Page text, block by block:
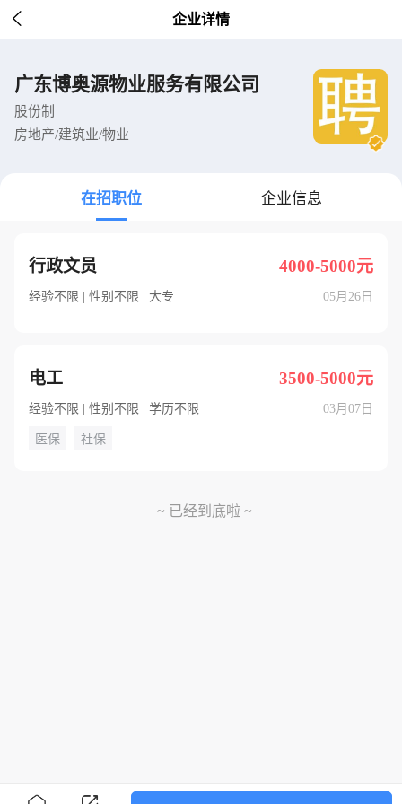
 企业详情
广东博奥源物业服务有限公司
股份制
房地产/建筑业/物业
在招职位 企业信息
行政文员 4000-5000元
经验不限 | 性别不限 | 大专 05月26日
电工 3500-5000元
经验不限 | 性别不限 | 学历不限 03月07日
医保 社保
~ 已经到底啦 ~